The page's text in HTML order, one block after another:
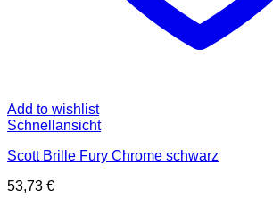
Add to wishlist
Schnellansicht
Scott Brille Fury Chrome schwarz
53,73 €